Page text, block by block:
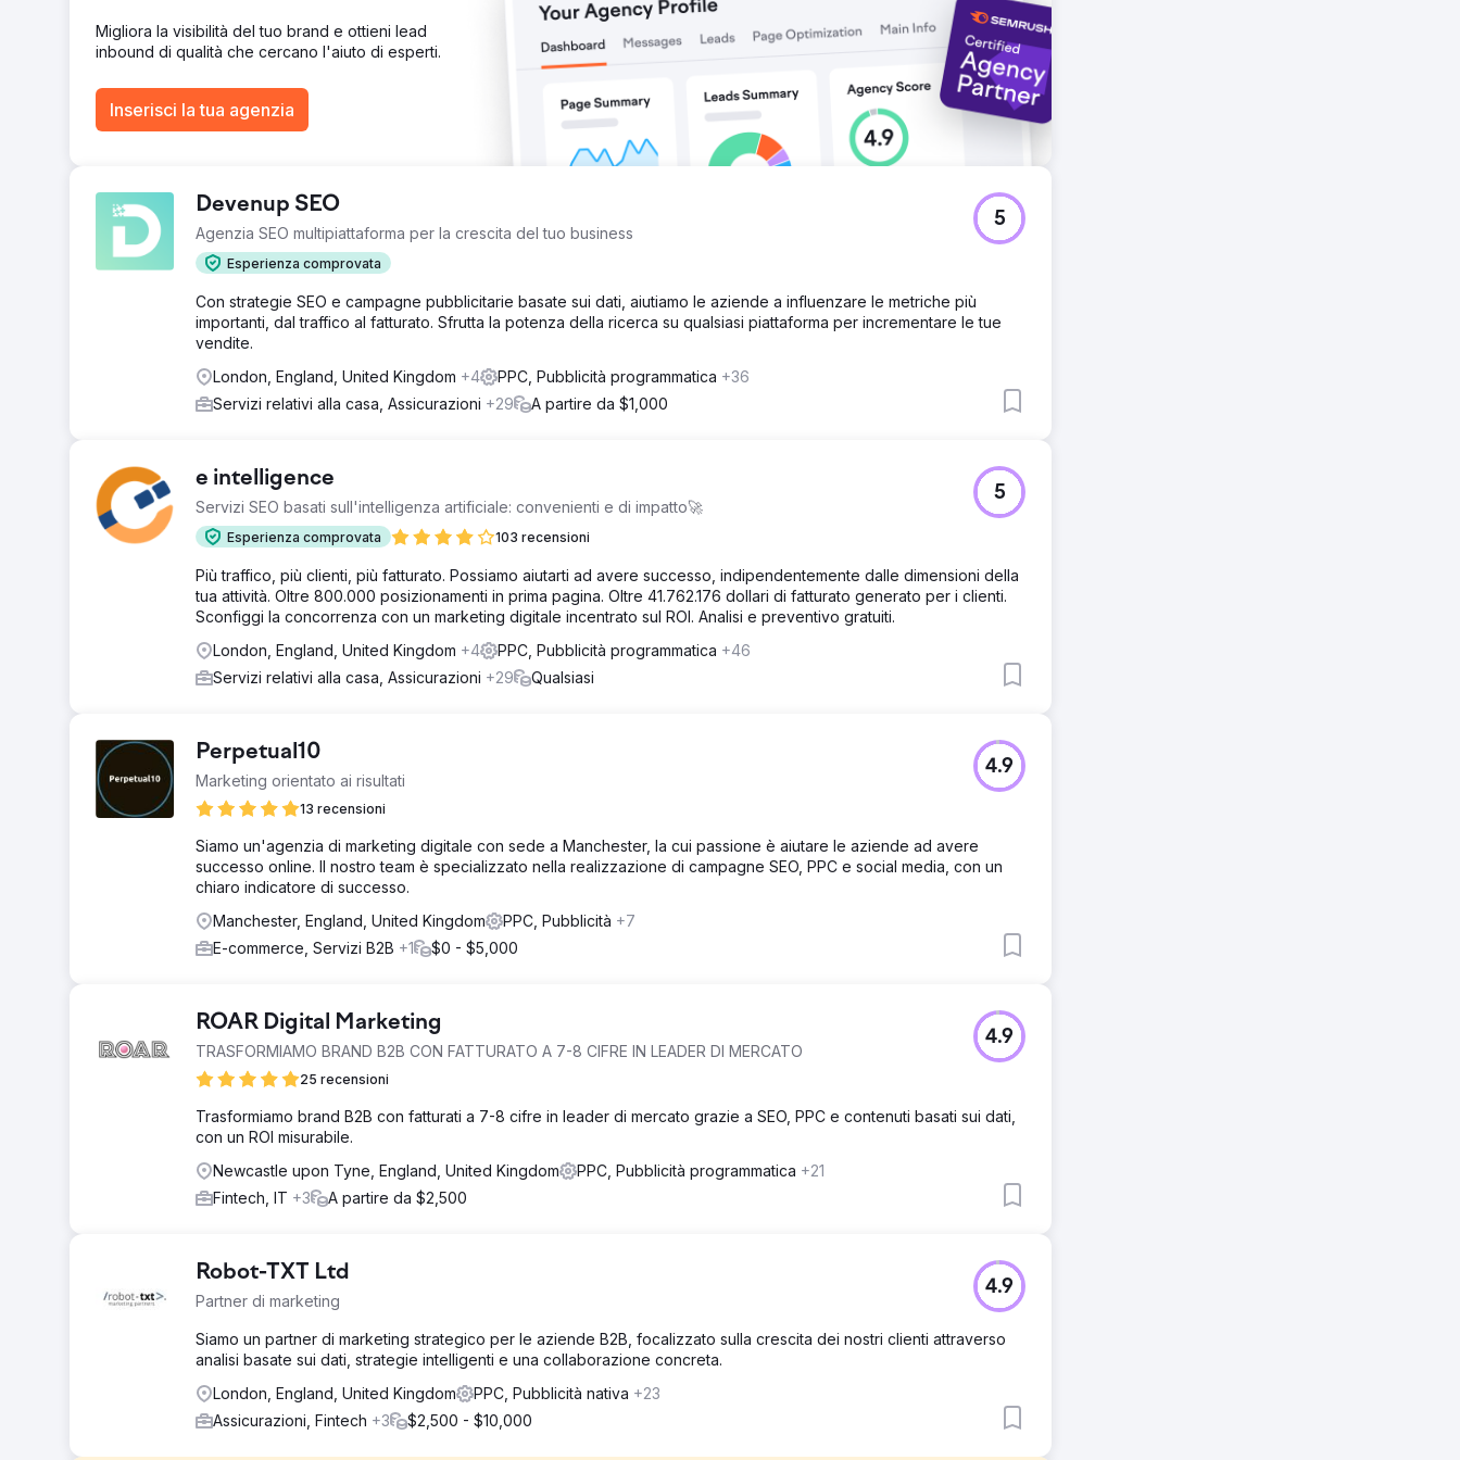
Migliora la visibilità del tuo brand e ottieni lead
inbound di qualità che cercano l'aiuto di esperti.
Inserisci la tua agenzia
Devenup SEO
Agenzia SEO multipiattaforma per la crescita del tuo business
Esperienza comprovata
5
Con strategie SEO e campagne pubblicitarie basate sui dati, aiutiamo le aziende a influenzare le metriche più
importanti, dal traffico al fatturato. Sfrutta la potenza della ricerca su qualsiasi piattaforma per incrementare le tue
vendite.
London, England, United Kingdom +4 PPC, Pubblicità programmatica +36
Servizi relativi alla casa, Assicurazioni +29 A partire da $1,000
e intelligence
Servizi SEO basati sull'intelligenza artificiale: convenienti e di impatto🚀
Esperienza comprovata 103 recensioni
5
Più traffico, più clienti, più fatturato. Possiamo aiutarti ad avere successo, indipendentemente dalle dimensioni della
tua attività. Oltre 800.000 posizionamenti in prima pagina. Oltre 41.762.176 dollari di fatturato generato per i clienti.
Sconfiggi la concorrenza con un marketing digitale incentrato sul ROI. Analisi e preventivo gratuiti.
London, England, United Kingdom +4 PPC, Pubblicità programmatica +46
Servizi relativi alla casa, Assicurazioni +29 Qualsiasi
Perpetual10
Marketing orientato ai risultati
13 recensioni
4.9
Siamo un'agenzia di marketing digitale con sede a Manchester, la cui passione è aiutare le aziende ad avere
successo online. Il nostro team è specializzato nella realizzazione di campagne SEO, PPC e social media, con un
chiaro indicatore di successo.
Manchester, England, United Kingdom
PPC, Pubblicità +7
E-commerce, Servizi B2B +1 $0 - $5,000
ROAR Digital Marketing
TRASFORMIAMO BRAND B2B CON FATTURATO A 7-8 CIFRE IN LEADER DI MERCATO
25 recensioni
4.9
Trasformiamo brand B2B con fatturati a 7-8 cifre in leader di mercato grazie a SEO, PPC e contenuti basati sui dati,
con un ROI misurabile.
Newcastle upon Tyne, England, United Kingdom
PPC, Pubblicità programmatica +21
Fintech, IT +3 A partire da $2,500
Robot-TXT Ltd
Partner di marketing
4.9
Siamo un partner di marketing strategico per le aziende B2B, focalizzato sulla crescita dei nostri clienti attraverso
analisi basate sui dati, strategie intelligenti e una collaborazione concreta.
London, England, United Kingdom
PPC, Pubblicità nativa +23
Assicurazioni, Fintech +3 $2,500 - $10,000